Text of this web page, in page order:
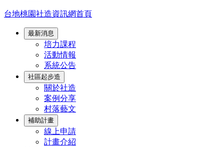
台地桃園社造資訊網首頁
最新消息
培力課程
活動情報
系統公告
社區起步造
關於社造
案例分享
村落藝文
補助計畫
線上申請
計畫介紹